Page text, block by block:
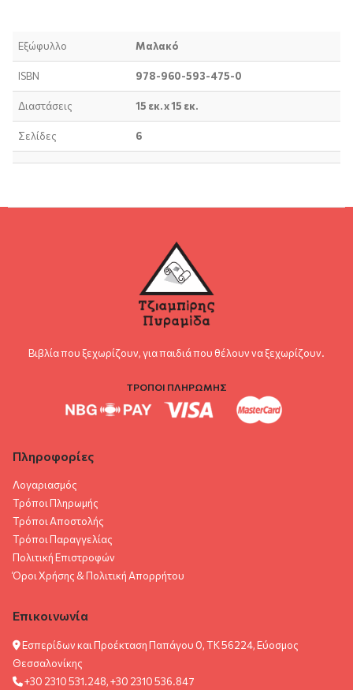
Εξώφυλλο Μαλακό
ISBN 978-960-593-475-0
Διαστάσεις 15 εκ. x 15 εκ.
Σελίδες 6
Βιβλία που ξεχωρίζουν, για παιδιά που θέλουν να ξεχωρίζουν.
ΤΡΟΠΟΙ ΠΛΗΡΩΜΗΣ
Πληροφορίες
Λογαριασμός
Τρόποι Πληρωμής
Τρόποι Αποστολής
Τρόποι Παραγγελίας
Πολιτική Επιστροφών
Όροι Χρήσης & Πολιτική Aπορρήτου
Επικοινωνία
Εσπερίδων και Προέκταση Παπάγου 0, ΤΚ 56224, Εύοσμος
Θεσσαλονίκης
+30 2310 531.248, +30 2310 536.847